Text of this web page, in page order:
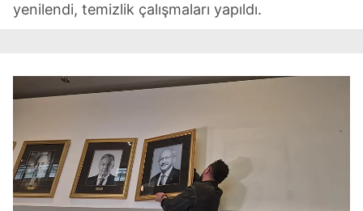
yenilendi, temizlik çalışmaları yapıldı.